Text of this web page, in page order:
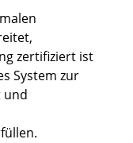
zertifiziert ist
System zur
und